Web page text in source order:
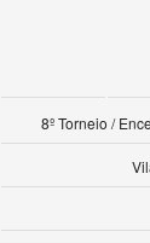
8º Torneio /